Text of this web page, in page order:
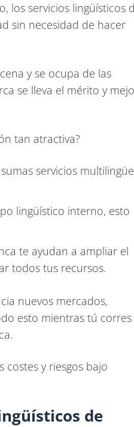
los servicios lingüísticos
sin necesidad de hacer
y se ocupa de las
se lleva el mérito y
tan atractiva?
servicios
lingüístico interno, esto
te ayudan a ampliar el
todos tus recursos.
nuevos mercados,
esto mientras tú corres
costes y riesgos bajo
de